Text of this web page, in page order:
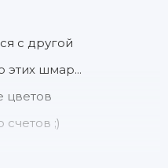
с другой
этих шмар...
цветов
счетов ;)